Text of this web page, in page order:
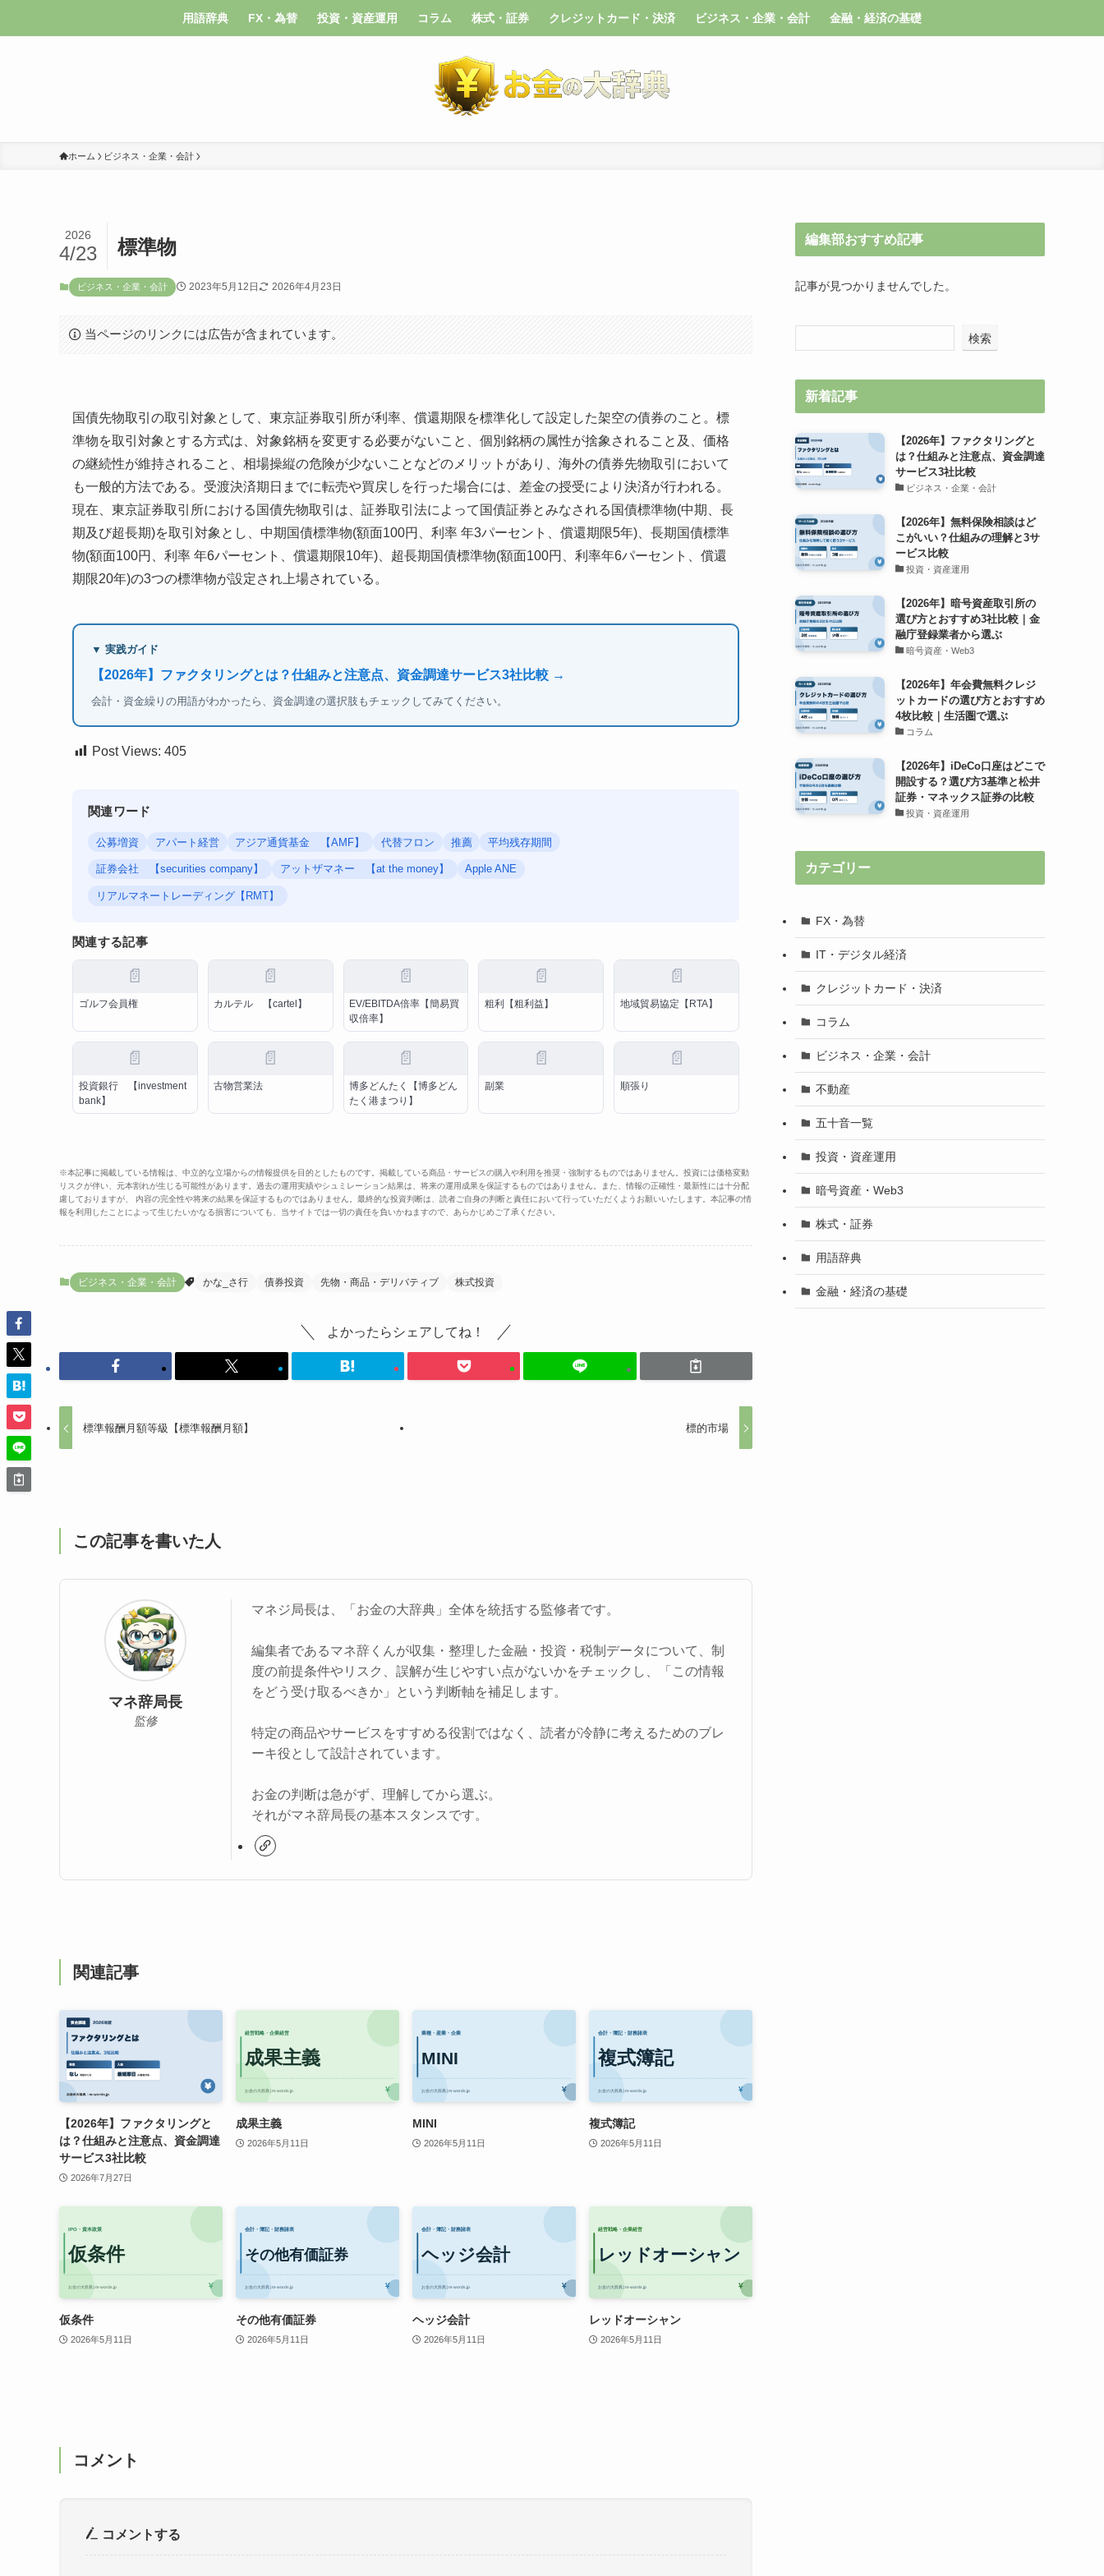
用語辞典 FX・為替 投資・資産運用 コラム 株式・証券 クレジットカード・決済 ビジネス・企業・会計 金融・経済の基礎
ホーム ビジネス・企業・会計
標準物
2026
4/23
ビジネス・企業・会計 2023年5月12日 2026年4月23日
当ページのリンクには広告が含まれています。
国債先物取引の取引対象として、東京証券取引所が利率、償還期限を標準化して設定した架空の債券のこと。標
準物を取引対象とする方式は、対象銘柄を変更する必要がないこと、個別銘柄の属性が捨象されること及、価格
の継続性が維持されること、相場操縦の危険が少ないことなどのメリットがあり、海外の債券先物取引において
も一般的方法である。受渡決済期日までに転売や買戻しを行った場合には、差金の授受により決済が行われる。
現在、東京証券取引所における国債先物取引は、証券取引法によって国債証券とみなされる国債標準物(中期、長
期及び超長期)を取引対象とし、中期国債標準物(額面100円、利率 年3パーセント、償還期限5年)、長期国債標準
物(額面100円、利率 年6パーセント、償還期限10年)、超長期国債標準物(額面100円、利率年6パーセント、償還
期限20年)の3つの標準物が設定され上場されている。
▼ 実践ガイド
【2026年】ファクタリングとは？仕組みと注意点、資金調達サービス3社比較 →
会計・資金繰りの用語がわかったら、資金調達の選択肢もチェックしてみてください。
Post Views: 405
関連ワード
公募増資 アパート経営 アジア通貨基金 【AMF】 代替フロン 推薦 平均残存期間
証券会社 【securities company】 アットザマネー 【at the money】 Apple ANE
リアルマネートレーディング【RMT】
関連する記事
📄
ゴルフ会員権
📄
カルテル 【cartel】
📄
EV/EBITDA倍率【簡易買
収倍率】
📄
粗利【粗利益】
📄
地域貿易協定【RTA】
📄
投資銀行 【investment
bank】
📄
古物営業法
📄
博多どんたく【博多どん
たく港まつり】
📄
副業
📄
順張り
※本記事に掲載している情報は、中立的な立場からの情報提供を目的としたものです。掲載している商品・サービスの購入や利用を推奨・強制するものではありません。投資には価格変動
リスクが伴い、元本割れが生じる可能性があります。過去の運用実績やシュミレーション結果は、将来の運用成果を保証するものではありません。また、情報の正確性・最新性には十分配
慮しておりますが、 内容の完全性や将来の結果を保証するものではありません。最終的な投資判断は、読者ご自身の判断と責任において行っていただくようお願いいたします。本記事の情
報を利用したことによって生じたいかなる損害についても、当サイトでは一切の責任を負いかねますので、あらかじめご了承ください。
ビジネス・企業・会計 かな_さ行 債券投資 先物・商品・デリバティブ 株式投資
よかったらシェアしてね！
標準報酬月額等級【標準報酬月額】 標的市場
この記事を書いた人
マネ辞局長
監修
マネジ局長は、「お金の大辞典」全体を統括する監修者です。
編集者であるマネ辞くんが収集・整理した金融・投資・税制データについて、制
度の前提条件やリスク、誤解が生じやすい点がないかをチェックし、「この情報
をどう受け取るべきか」という判断軸を補足します。
特定の商品やサービスをすすめる役割ではなく、読者が冷静に考えるためのブレ
ーキ役として設計されています。
お金の判断は急がず、理解してから選ぶ。
それがマネ辞局長の基本スタンスです。
関連記事
【2026年】ファクタリングと
は？仕組みと注意点、資金調達
サービス3社比較
2026年7月27日
成果主義
2026年5月11日
MINI
2026年5月11日
複式簿記
2026年5月11日
仮条件
2026年5月11日
その他有価証券
2026年5月11日
ヘッジ会計
2026年5月11日
レッドオーシャン
2026年5月11日
コメント
コメントする
編集部おすすめ記事
記事が見つかりませんでした。
検索
新着記事
【2026年】ファクタリングと
は？仕組みと注意点、資金調達
サービス3社比較
ビジネス・企業・会計
【2026年】無料保険相談はど
こがいい？仕組みの理解と3サ
ービス比較
投資・資産運用
【2026年】暗号資産取引所の
選び方とおすすめ3社比較｜金
融庁登録業者から選ぶ
暗号資産・Web3
【2026年】年会費無料クレジ
ットカードの選び方とおすすめ
4枚比較｜生活圏で選ぶ
コラム
【2026年】iDeCo口座はどこで
開設する？選び方3基準と松井
証券・マネックス証券の比較
投資・資産運用
カテゴリー
FX・為替
IT・デジタル経済
クレジットカード・決済
コラム
ビジネス・企業・会計
不動産
五十音一覧
投資・資産運用
暗号資産・Web3
株式・証券
用語辞典
金融・経済の基礎